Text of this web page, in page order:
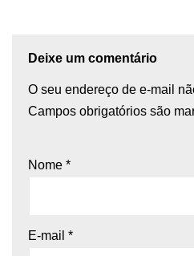
Deixe um comentário
O seu endereço de e-mail
Campos obrigatórios são
Nome *
E-mail *